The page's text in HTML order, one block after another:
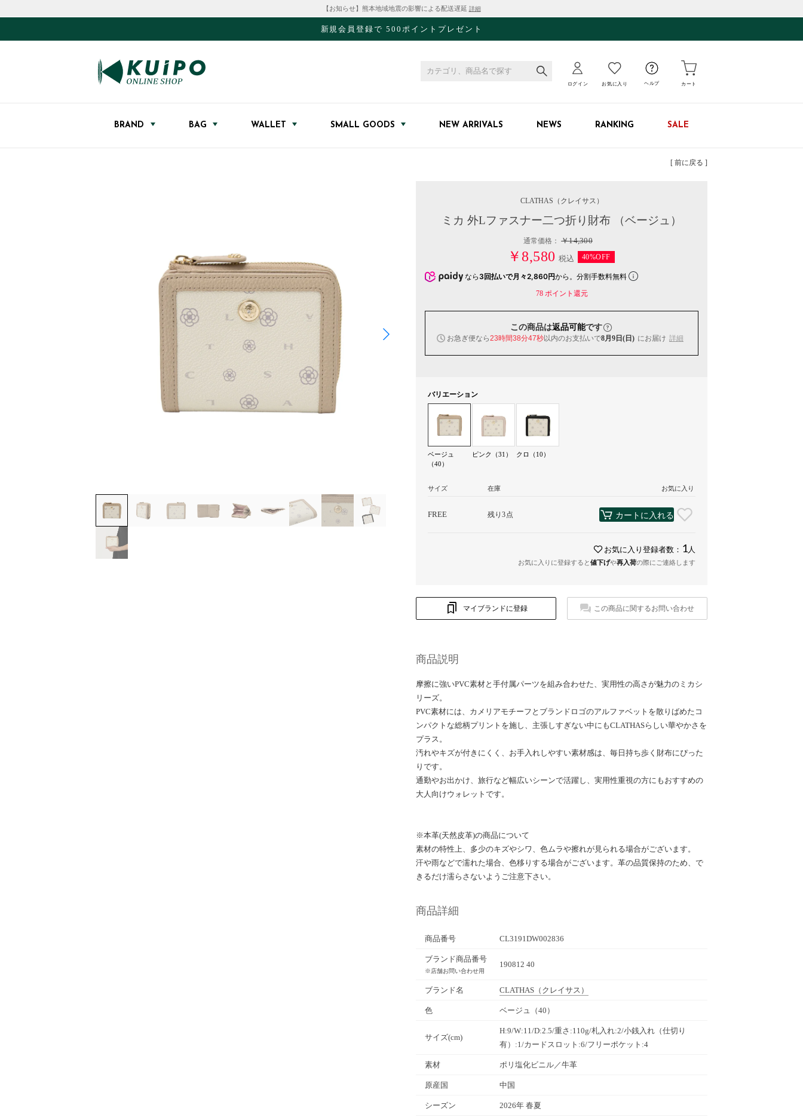
【お知らせ】熊本地域地震の影響による配送遅延 詳細
新規会員登録で 500ポイントプレゼント
ログイン お気に入り ヘルプ カート
BRAND BAG WALLET SMALL GOODS NEW ARRIVALS NEWS RANKING SALE
[ 前に戻る ]
CLATHAS （クレイサス）
ミカ 外Lファスナー二つ折り財布 （ベージュ）
通常価格：￥14,300
￥8,580 税込 40%OFF
なら 3回払いで月々2,860円から。分割手数料無料
78ポイント還元
この商品は返品可能です
お急ぎ便なら23時間38分46秒以内のお支払いで8月9日(日) にお届け 詳細
バリエーション
ベージュ
（40）
ピンク（31） クロ（10）
サイズ 在庫 お気に入り
FREE 残り3点 カートに入れる
お気に入り登録者数： 1 人
お気に入りに登録すると値下げや再入荷の際にご連絡します
マイブランドに登録 この商品に関するお問い合わせ
商品説明
摩擦に強いPVC素材と手付属パーツを組み合わせた、実用性の高さが魅力のミカシ
リーズ。
PVC素材には、カメリアモチーフとブランドロゴのアルファベットを散りばめたコ
ンパクトな総柄プリントを施し、主張しすぎない中にもCLATHASらしい華やかさを
プラス。
汚れやキズが付きにくく、お手入れしやすい素材感は、毎日持ち歩く財布にぴった
りです。
通勤やお出かけ、旅行など幅広いシーンで活躍し、実用性重視の方にもおすすめの
大人向けウォレットです。
※本革(天然皮革)の商品について
素材の特性上、多少のキズやシワ、色ムラや擦れが見られる場合がございます。
汗や雨などで濡れた場合、色移りする場合がございます。革の品質保持のため、で
きるだけ濡らさないようご注意下さい。
商品詳細
商品番号 CL3191DW002836
ブランド商品番号
※店舗お問い合わせ用
190812 40
ブランド名 CLATHAS （クレイサス）
色 ベージュ（40）
サイズ(cm)
H:9/W:11/D:2.5/重さ:110g/札入れ:2/小銭入れ（仕切り
有）:1/カードスロット:6/フリーポケット:4
素材 ポリ塩化ビニル／牛革
原産国 中国
シーズン 2026年 春夏